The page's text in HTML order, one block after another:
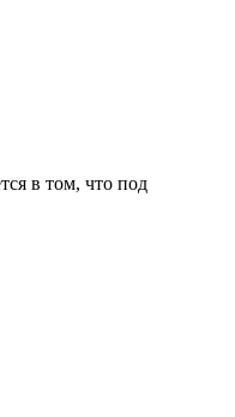
в том, что под